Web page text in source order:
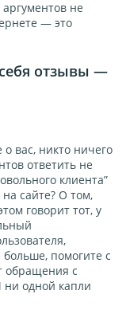
не
— это
отзывы —
вас, никто ничего
ответить не
клиента”
сайте? О том,
говорит тот, у
больше, помогите с
обращения с
ни одной капли